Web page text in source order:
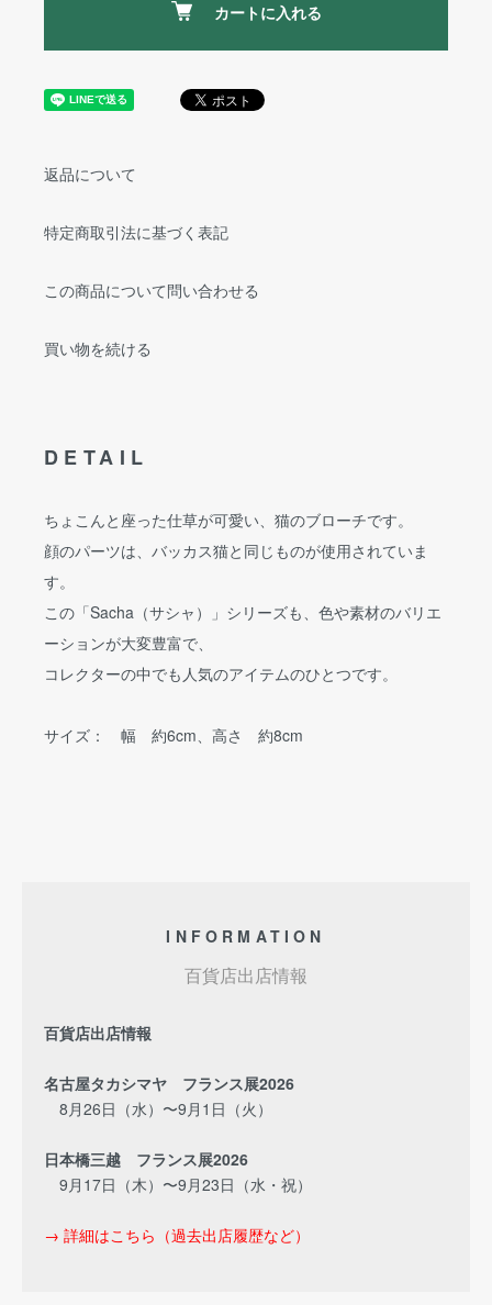
カートに入れる
返品について
特定商取引法に基づく表記
この商品について問い合わせる
買い物を続ける
DETAIL
ちょこんと座った仕草が可愛い、猫のブローチです。
顔のパーツは、バッカス猫と同じものが使用されていま
す。
この「Sacha（サシャ）」シリーズも、色や素材のバリエ
ーションが大変豊富で、
コレクターの中でも人気のアイテムのひとつです。
サイズ： 幅 約6cm、高さ 約8cm
INFORMATION
百貨店出店情報
百貨店出店情報
名古屋タカシマヤ フランス展2026
8月26日（水）〜9月1日（火）
日本橋三越 フランス展2026
9月17日（木）〜9月23日（水・祝）
→ 詳細はこちら（過去出店履歴など）